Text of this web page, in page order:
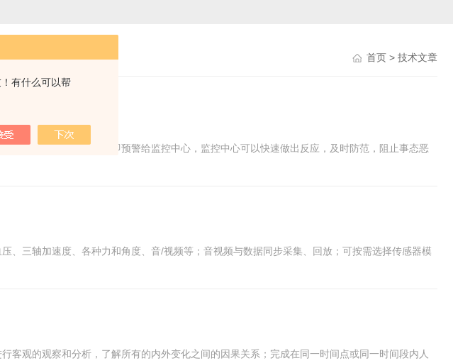
有什么可以帮
首页 > 技术文章
扑捉到类似行为，立即预警给监控中心，监控中心可以快速做出反应，及时防范，阻止事态恶
三轴加速度、各种力和角度、音/视频等；音视频与数据同步采集、回放；可按需选择传感器模
观的观察和分析，了解所有的内外变化之间的因果关系；完成在同一时间点或同一时间段内人